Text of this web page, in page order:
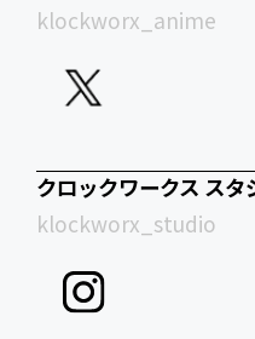
klockworx_anime
クロックワークス スタ
klockworx_studio